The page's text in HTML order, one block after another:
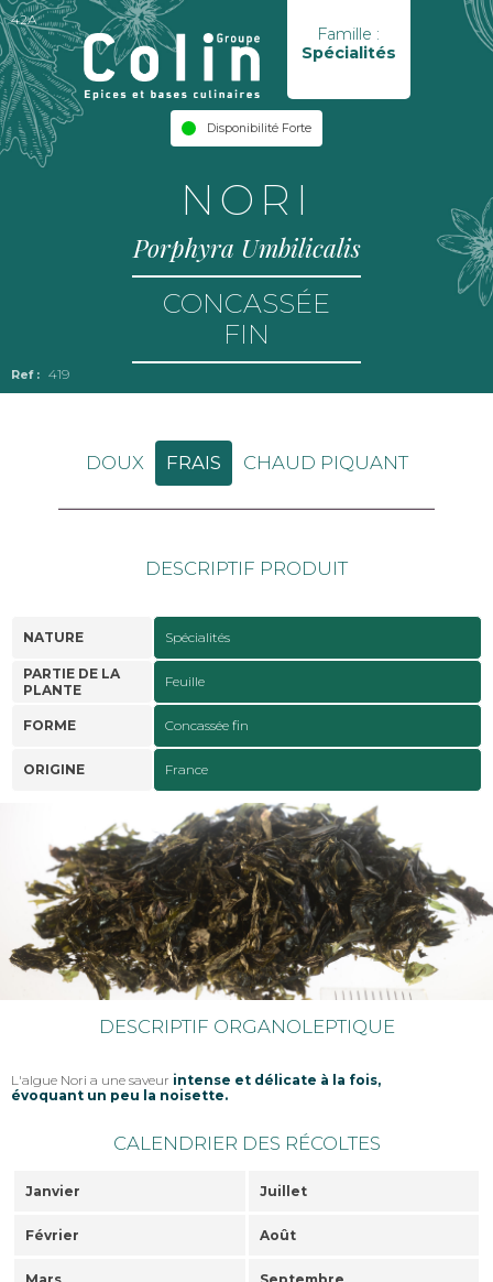
Famille :
Spécialités
Disponibilité Forte
42A
419
NORI
Porphyra Umbilicalis
CONCASSÉE
FIN
DOUX FRAIS CHAUD PIQUANT
DESCRIPTIF PRODUIT
NATURE Spécialités
PARTIE DE LA
PLANTE
Feuille
FORME Concassée fin
ORIGINE France
DESCRIPTIF ORGANOLEPTIQUE
L'algue Nori a une saveur intense et délicate à la fois,
évoquant un peu la noisette.
CALENDRIER DES RÉCOLTES
Janvier Juillet
Février Août